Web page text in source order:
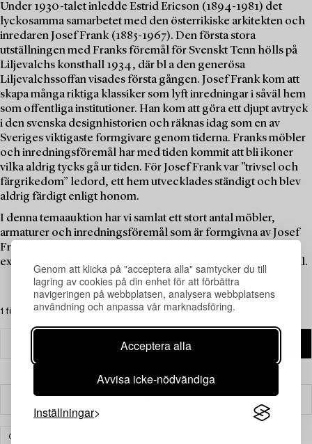
Genom att klicka på "acceptera alla" samtycker du till
lagring av cookies på din enhet för att förbättra
navigeringen på webbplatsen, analysera webbplatsens
användning och anpassa vår marknadsföring.
Acceptera alla
Avvisa icke-nödvändiga
Inställningar
Under 1930-talet inledde Estrid Ericson (1894-1981) det
lyckosamma samarbetet med den österrikiske arkitekten och
inredaren Josef Frank (1885-1967). Den första stora
utställningen med Franks föremål för Svenskt Tenn hölls på
Liljevalchs konsthall 1934, där bl a den generösa
Liljevalchssoffan visades första gången. Josef Frank kom att
skapa många riktiga klassiker som lyft inredningar i såväl hem
som offentliga institutioner. Han kom att göra ett djupt avtryck
i den svenska designhistorien och räknas idag som en av
Sveriges viktigaste formgivare genom tiderna. Franks möbler
och inredningsföremål har med tiden kommit att bli ikoner
vilka aldrig tycks gå ur tiden. För Josef Frank var ”trivsel och
färgrikedom” ledord, ett hem utvecklades ständigt och blev
aldrig färdigt enligt honom.
I denna temaauktion har vi samlat ett stort antal möbler,
armaturer och inredningsföremål som är formgivna av Josef
Frank, med flera, för Firma Svenskt Tenn. Föremålen är
exempel på ett tidlöst och samtidigt modernt inredningsideal.
1 föremål
GLAS